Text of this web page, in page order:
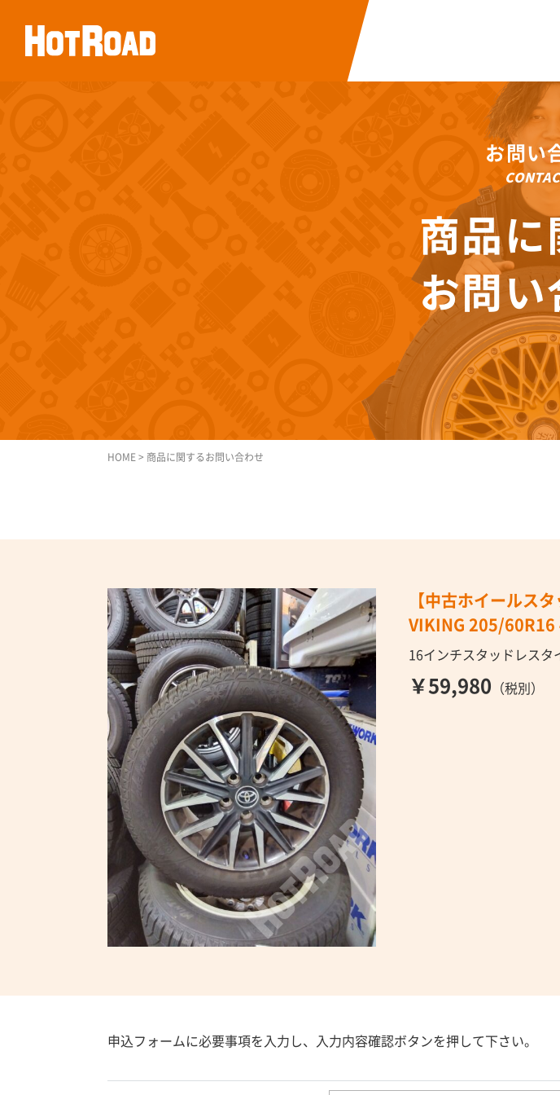
お問い
商品に
お問い
HOME > 商品に関するお問い合わせ
【中古ホイールス
VIKING 205/60R16
16インチスタッドレスタ
￥59,980 （税別）
申込フォームに必要事項を入力し、入力内容確認ボタンを押して下さい。